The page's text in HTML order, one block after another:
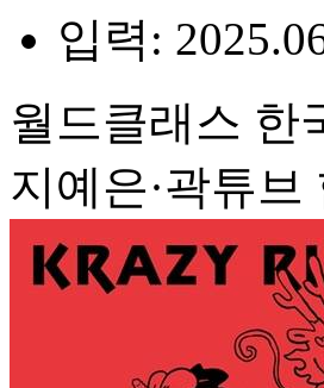
입력:
월드클래스 한
지예은·곽튜브